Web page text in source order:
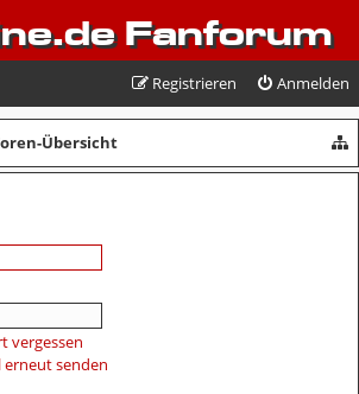
Fanforum
Anmelden
Registrieren
Übersicht
vergessen
erneut senden